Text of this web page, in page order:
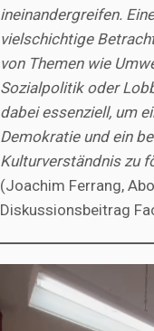
ineinandergreifen. Eine
vielschichtige
von Themen wie
Sozialpolitik oder
dabei essenziell, um
Demokratie und ein
Kulturverständnis zu
(Joachim Ferrang,
Diskussionsbeitrag
Video-
Player